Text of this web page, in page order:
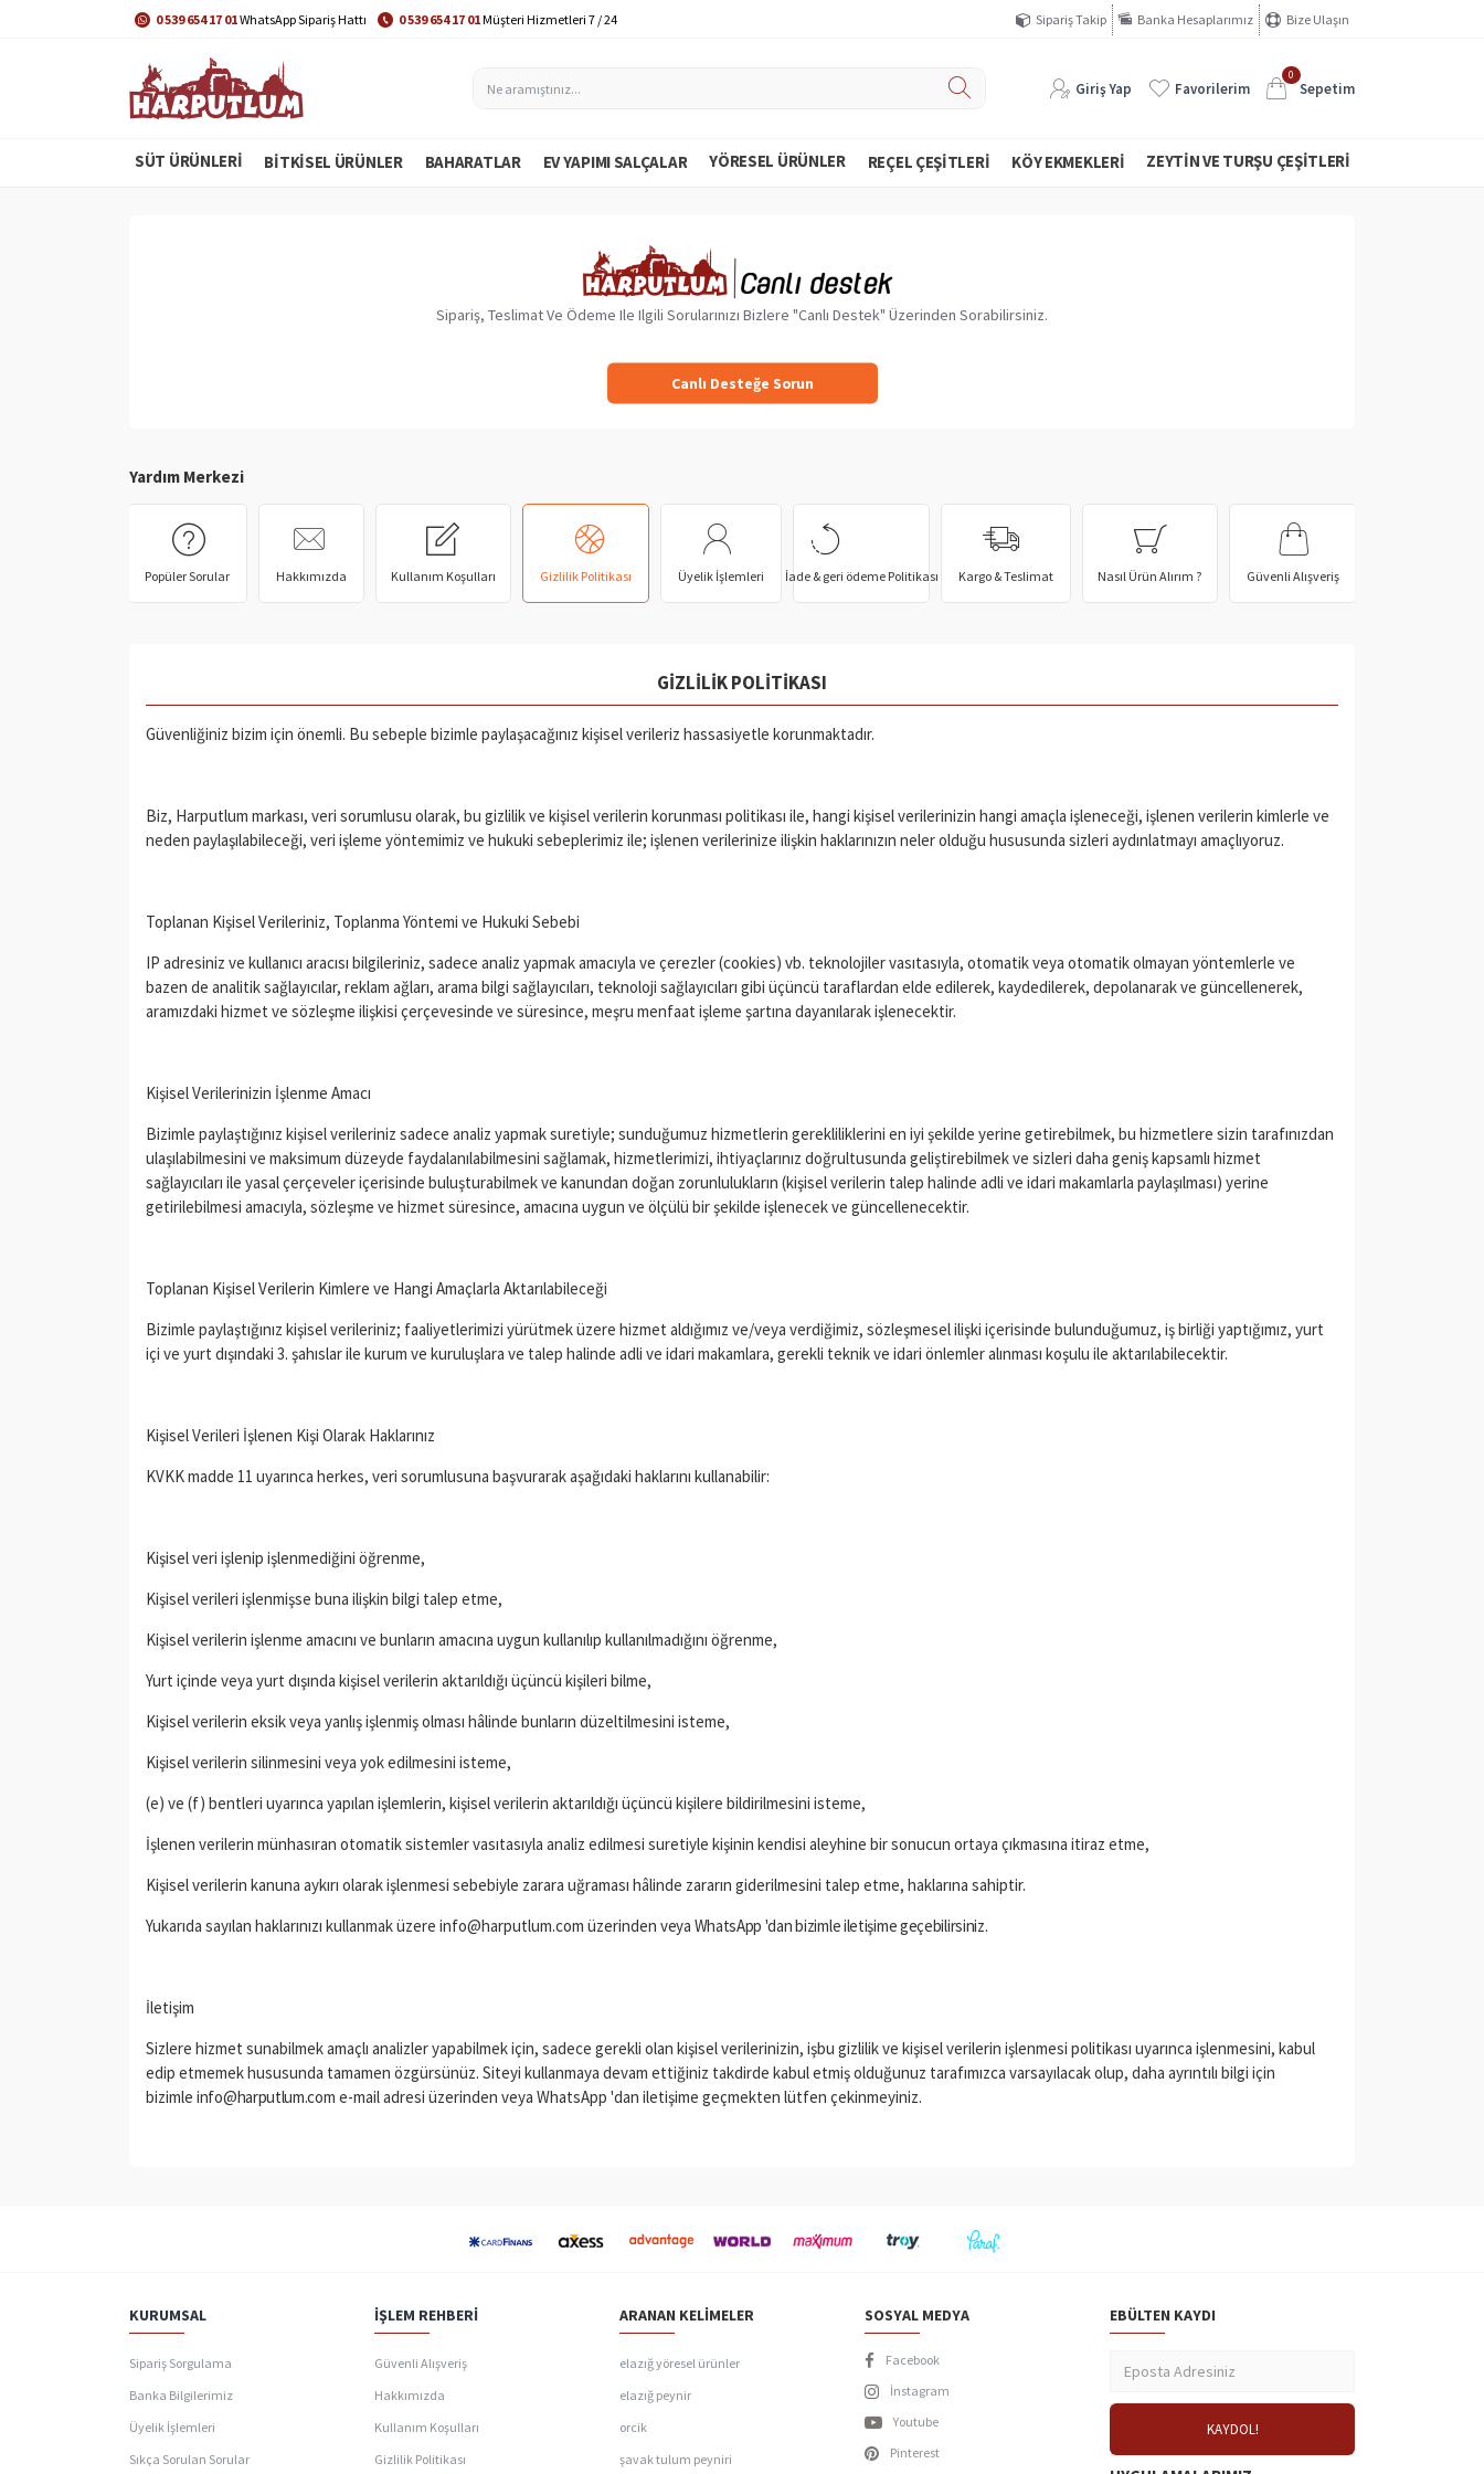
0 539 654 17 01WhatsApp Sipariş Hattı 0 539 654 17 01Müşteri Hizmetleri 7 / 24 Sipariş Takip Banka Hesaplarımız Bize Ulaşın
Giriş Yap Favorilerim
0
Sepetim
SÜT ÜRÜNLERİ BITKISEL ÜRÜNLER BAHARATLAR EV YAPIMI SALÇALAR YÖRESEL ÜRÜNLER REÇEL ÇEŞITLERI KÖY EKMEKLERI ZEYTIN VE TURŞU ÇEŞITLERI
Sipariş, Teslimat Ve Ödeme Ile Ilgili Sorularınızı Bizlere "Canlı Destek" Üzerinden Sorabilirsiniz.
Canlı Desteğe Sorun
Yardım Merkezi
Popüler Sorular Hakkımızda Kullanım Koşulları Gizlilik Politikası Üyelik İşlemleri İade & geri ödeme Politikası Kargo & Teslimat Nasıl Ürün Alırım ? Güvenli Alışveriş
GIZLILIK POLITIKASI
Güvenliğiniz bizim için önemli. Bu sebeple bizimle paylaşacağınız kişisel verileriz hassasiyetle korunmaktadır.
Biz, Harputlum markası, veri sorumlusu olarak, bu gizlilik ve kişisel verilerin korunması politikası ile, hangi kişisel verilerinizin hangi amaçla işleneceği, işlenen verilerin kimlerle ve
neden paylaşılabileceği, veri işleme yöntemimiz ve hukuki sebeplerimiz ile; işlenen verilerinize ilişkin haklarınızın neler olduğu hususunda sizleri aydınlatmayı amaçlıyoruz.
Toplanan Kişisel Verileriniz, Toplanma Yöntemi ve Hukuki Sebebi
IP adresiniz ve kullanıcı aracısı bilgileriniz, sadece analiz yapmak amacıyla ve çerezler (cookies) vb. teknolojiler vasıtasıyla, otomatik veya otomatik olmayan yöntemlerle ve
bazen de analitik sağlayıcılar, reklam ağları, arama bilgi sağlayıcıları, teknoloji sağlayıcıları gibi üçüncü taraflardan elde edilerek, kaydedilerek, depolanarak ve güncellenerek,
aramızdaki hizmet ve sözleşme ilişkisi çerçevesinde ve süresince, meşru menfaat işleme şartına dayanılarak işlenecektir.
Kişisel Verilerinizin İşlenme Amacı
Bizimle paylaştığınız kişisel verileriniz sadece analiz yapmak suretiyle; sunduğumuz hizmetlerin gerekliliklerini en iyi şekilde yerine getirebilmek, bu hizmetlere sizin tarafınızdan
ulaşılabilmesini ve maksimum düzeyde faydalanılabilmesini sağlamak, hizmetlerimizi, ihtiyaçlarınız doğrultusunda geliştirebilmek ve sizleri daha geniş kapsamlı hizmet
sağlayıcıları ile yasal çerçeveler içerisinde buluşturabilmek ve kanundan doğan zorunlulukların (kişisel verilerin talep halinde adli ve idari makamlarla paylaşılması) yerine
getirilebilmesi amacıyla, sözleşme ve hizmet süresince, amacına uygun ve ölçülü bir şekilde işlenecek ve güncellenecektir.
Toplanan Kişisel Verilerin Kimlere ve Hangi Amaçlarla Aktarılabileceği
Bizimle paylaştığınız kişisel verileriniz; faaliyetlerimizi yürütmek üzere hizmet aldığımız ve/veya verdiğimiz, sözleşmesel ilişki içerisinde bulunduğumuz, iş birliği yaptığımız, yurt
içi ve yurt dışındaki 3. şahıslar ile kurum ve kuruluşlara ve talep halinde adli ve idari makamlara, gerekli teknik ve idari önlemler alınması koşulu ile aktarılabilecektir.
Kişisel Verileri İşlenen Kişi Olarak Haklarınız
KVKK madde 11 uyarınca herkes, veri sorumlusuna başvurarak aşağıdaki haklarını kullanabilir:
Kişisel veri işlenip işlenmediğini öğrenme,
Kişisel verileri işlenmişse buna ilişkin bilgi talep etme,
Kişisel verilerin işlenme amacını ve bunların amacına uygun kullanılıp kullanılmadığını öğrenme,
Yurt içinde veya yurt dışında kişisel verilerin aktarıldığı üçüncü kişileri bilme,
Kişisel verilerin eksik veya yanlış işlenmiş olması hâlinde bunların düzeltilmesini isteme,
Kişisel verilerin silinmesini veya yok edilmesini isteme,
(e) ve (f) bentleri uyarınca yapılan işlemlerin, kişisel verilerin aktarıldığı üçüncü kişilere bildirilmesini isteme,
İşlenen verilerin münhasıran otomatik sistemler vasıtasıyla analiz edilmesi suretiyle kişinin kendisi aleyhine bir sonucun ortaya çıkmasına itiraz etme,
Kişisel verilerin kanuna aykırı olarak işlenmesi sebebiyle zarara uğraması hâlinde zararın giderilmesini talep etme, haklarına sahiptir.
Yukarıda sayılan haklarınızı kullanmak üzere info@harputlum.com üzerinden veya WhatsApp 'danbizimle iletişime geçebilirsiniz.
İletişim
Sizlere hizmet sunabilmek amaçlı analizler yapabilmek için, sadece gerekli olan kişisel verilerinizin, işbu gizlilik ve kişisel verilerin işlenmesi politikası uyarınca işlenmesini, kabul
edip etmemek hususunda tamamen özgürsünüz. Siteyi kullanmaya devam ettiğiniz takdirde kabul etmiş olduğunuz tarafımızca varsayılacak olup, daha ayrıntılı bilgi için
bizimle info@harputlum.com e-mail adresi üzerinden veya WhatsApp 'dan iletişime geçmekten lütfen çekinmeyiniz.
KURUMSAL
Sipariş Sorgulama
Banka Bilgilerimiz
Üyelik İşlemleri
Sıkça Sorulan Sorular
İŞLEM REHBERI
Güvenli Alışveriş
Hakkımızda
Kullanım Koşulları
Gizlilik Politikası
ARANAN KELIMELER
elazığ yöresel ürünler
elazığ peynir
orcik
şavak tulum peyniri
SOSYAL MEDYA
Facebook
İnstagram
Youtube
Pinterest
EBÜLTEN KAYDI